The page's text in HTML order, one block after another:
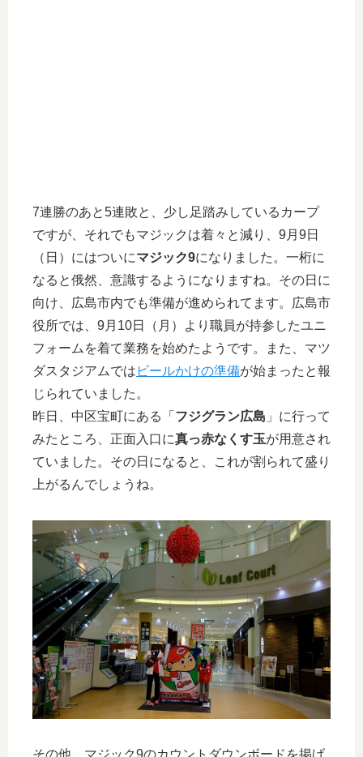
7連勝のあと5連敗と、少し足踏みしているカープ
ですが、それでもマジックは着々と減り、9月9日
（日）にはついにマジック9になりました。一桁に
なると俄然、意識するようになりますね。その日に
向け、広島市内でも準備が進められてます。広島市
役所では、9月10日（月）より職員が持参したユニ
フォームを着て業務を始めたようです。また、マツ
ダスタジアムでは ビールかけの準備が始まったと報
じられていました。
昨日、中区宝町にある「 フジグラン広島 」に行って
みたところ、正面入口に真っ赤なくす玉が用意され
ていました。その日になると、これが割られて盛り
上がるんでしょうね。
その他、マジック9のカウントダウンボードを掲げ